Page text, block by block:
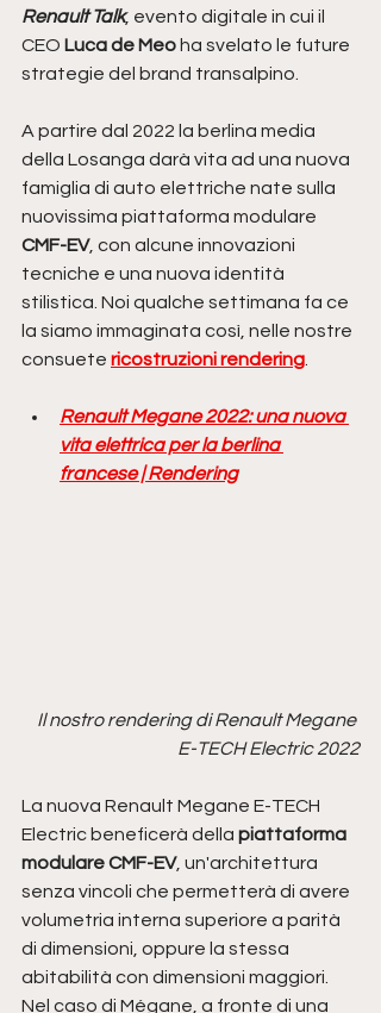
Renault Talk, evento digitale in cui il
CEO Luca de Meo ha svelato le future
strategie del brand transalpino.
A partire dal 2022 la berlina media
della Losanga darà vita ad una nuova
famiglia di auto elettriche nate sulla
nuovissima piattaforma modulare
CMF-EV, con alcune innovazioni
tecniche e una nuova identità
stilistica. Noi qualche settimana fa ce
la siamo immaginata così, nelle nostre
consuete ricostruzioni rendering
Renault Megane 2022: una nuova
vita elettrica per la berlina
francese | Rendering
Il nostro rendering di Renault Megane
E-TECH Electric 2022
La nuova Renault Megane E-TECH
Electric beneficerà della piattaforma
modulare CMF-EV, un'architettura
senza vincoli che permetterà di avere
volumetria interna superiore a parità
di dimensioni, oppure la stessa
abitabilità con dimensioni maggiori.
Nel caso di Mégane, a fronte di una